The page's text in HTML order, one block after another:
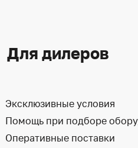
Для дилеров
Эксклюзивные условия
Помощь при подборе
Оперативные поставки